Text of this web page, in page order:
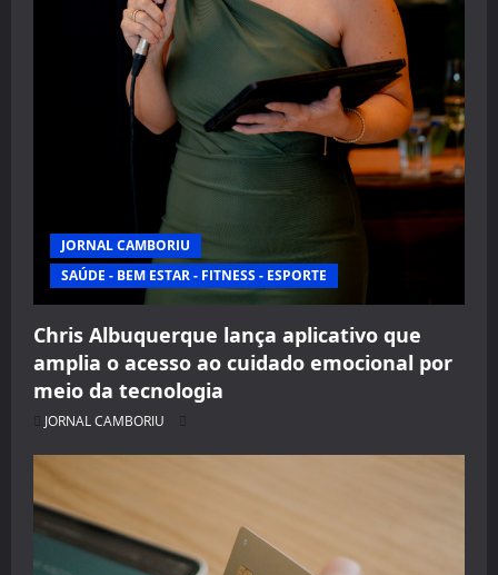
JORNAL CAMBORIU
SAÚDE - BEM ESTAR - FITNESS - ESPORTE
Chris Albuquerque lança aplicativo que
amplia o acesso ao cuidado emocional por
meio da tecnologia
JORNAL CAMBORIU